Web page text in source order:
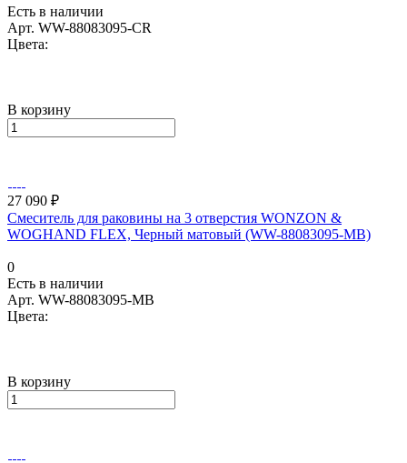
Есть в наличии
Арт. WW-88083095-CR
Цвета:
В корзину
27 090 ₽
Смеситель для раковины на 3 отверстия WONZON &
WOGHAND FLEX, Черный матовый (WW-88083095-MB)
0
Есть в наличии
Арт. WW-88083095-MB
Цвета:
В корзину